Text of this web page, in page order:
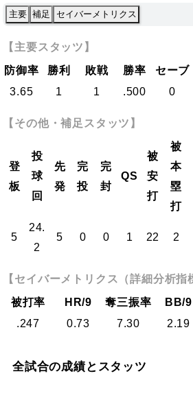
主要 補足 セイバーメトリクス
【主要スタッツ】
防御率
勝利 敗戦 勝率 セーブ
3.65
1 1 .500 0
【その他・補足スタッツ】
登
板
投
球
回
先
発
完
投
完
封
QS
被
安
打
被
本
塁
打
5
24.
2
5 0 0 1 22 2
【セイバーメトリクス（詳細分析指
被打率
HR/9 奪三振率 BB/9
.247
0.73 7.30 2.19
全試合の成績とスタッツ